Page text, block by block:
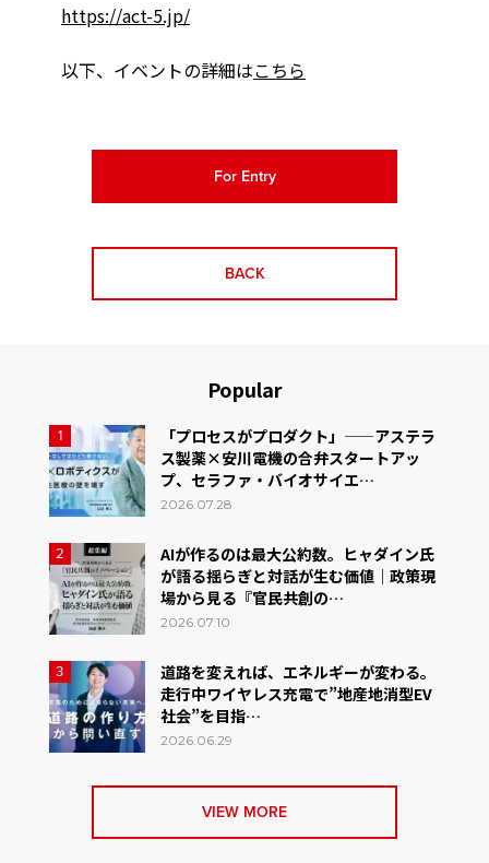
https://act-5.jp/
以下、イベントの詳細はこちら
For Entry
BACK
Popular
1
「プロセスがプロダクト」——アステラ
ス製薬×安川電機の合弁スタートアッ
プ、セラファ・バイオサイエ…
2026.07.28
2
AIが作るのは最大公約数。ヒャダイン氏
が語る揺らぎと対話が生む価値｜政策現
場から見る『官民共創の…
2026.07.10
3
道路を変えれば、エネルギーが変わる。
走行中ワイヤレス充電で”地産地消型EV
社会”を目指…
2026.06.29
VIEW MORE